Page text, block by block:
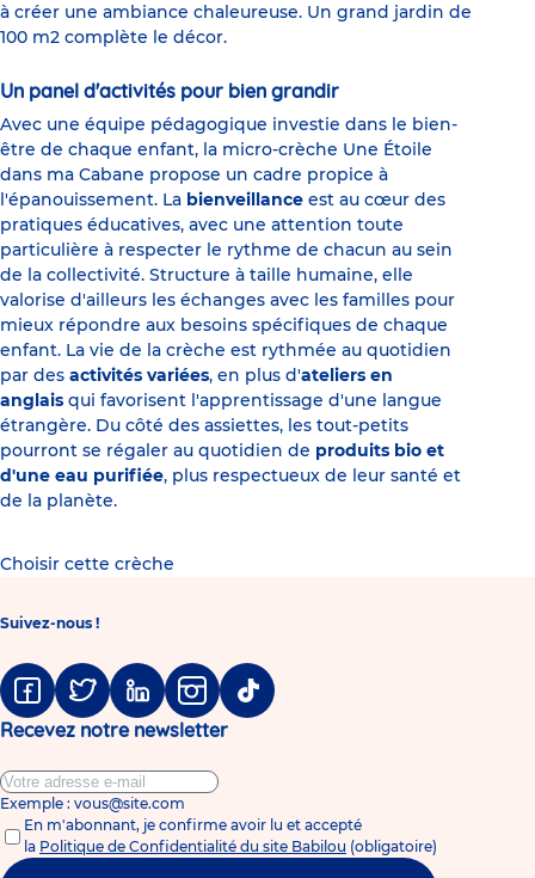
à créer une ambiance chaleureuse. Un grand jardin de
100 m2 complète le décor.
Un panel d'activités pour bien grandir
Avec une équipe pédagogique investie dans le bien-
être de chaque enfant, la micro-crèche Une Étoile
dans ma Cabane propose un cadre propice à
l'épanouissement. La bienveillance est au cœur des
pratiques éducatives, avec une attention toute
particulière à respecter le rythme de chacun au sein
de la collectivité. Structure à taille humaine, elle
valorise d'ailleurs les échanges avec les familles pour
mieux répondre aux besoins spécifiques de chaque
enfant. La vie de la crèche est rythmée au quotidien
par des activités variées, en plus d'ateliers en
anglais qui favorisent l'apprentissage d'une langue
étrangère. Du côté des assiettes, les tout-petits
pourront se régaler au quotidien de produits bio et
d'une eau purifiée, plus respectueux de leur santé et
de la planète.
Choisir cette crèche
Suivez-nous !
FacebookTwitter LinkedinInstagramTiktok
Recevez notre newsletter
Exemple : vous@site.com
En m'abonnant, je confirme avoir lu et accepté
la Politique de Confidentialité du site Babilou (obligatoire)